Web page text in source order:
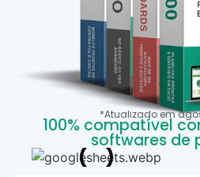
*Atualizado em
100% compatível
softwares de